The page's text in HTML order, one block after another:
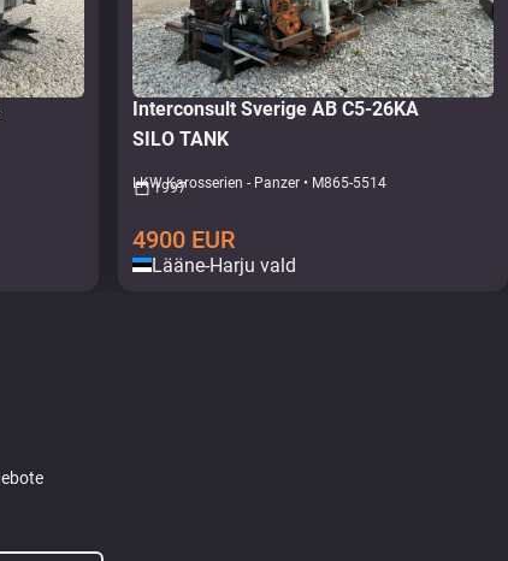
Interconsult Sverige AB C5-26KA
SILO TANK
LKW Karosserien - Panzer • M865-5514
1997
4900 EUR
Lääne-Harju vald